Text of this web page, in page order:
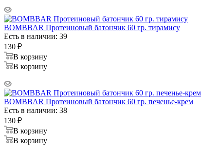
BOMBBAR Протеиновый батончик 60 гр. тирамису
Есть в наличии: 39
130 ₽
В корзину
В корзину
BOMBBAR Протеиновый батончик 60 гр. печенье-крем
Есть в наличии: 38
130 ₽
В корзину
В корзину